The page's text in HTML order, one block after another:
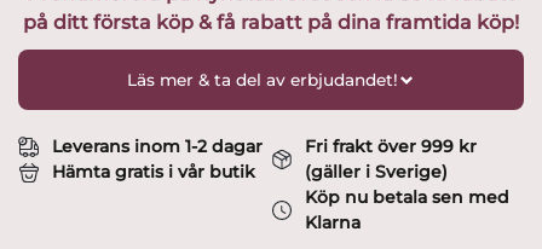
på ditt första köp & få rabatt på dina framtida köp!
Läs mer & ta del av erbjudandet!
Leverans inom 1-2 dagar
Hämta gratis i vår butik
Fri frakt över 999 kr
(gäller i Sverige)
Köp nu betala sen med
Klarna